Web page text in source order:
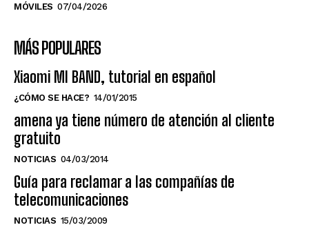
MÓVILES 07/04/2026
MÁS POPULARES
Xiaomi MI BAND, tutorial en español
¿CÓMO SE HACE? 14/01/2015
amena ya tiene número de atención al cliente
gratuito
NOTICIAS 04/03/2014
Guía para reclamar a las compañías de
telecomunicaciones
NOTICIAS 15/03/2009